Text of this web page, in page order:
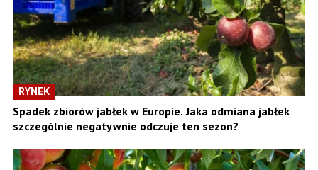
RYNEK
Spadek zbiorów jabłek w Europie. Jaka odmiana jabłek
szczególnie negatywnie odczuje ten sezon?